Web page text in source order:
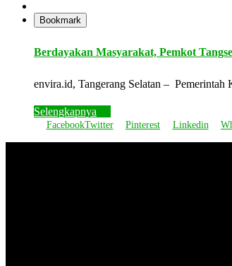
Bookmark
Berdayakan Masyarakat, Pemkot
envira.id, Tangerang Selatan – Pemerintah
Selengkapnya
FacebookTwitter Pinterest Linkedin